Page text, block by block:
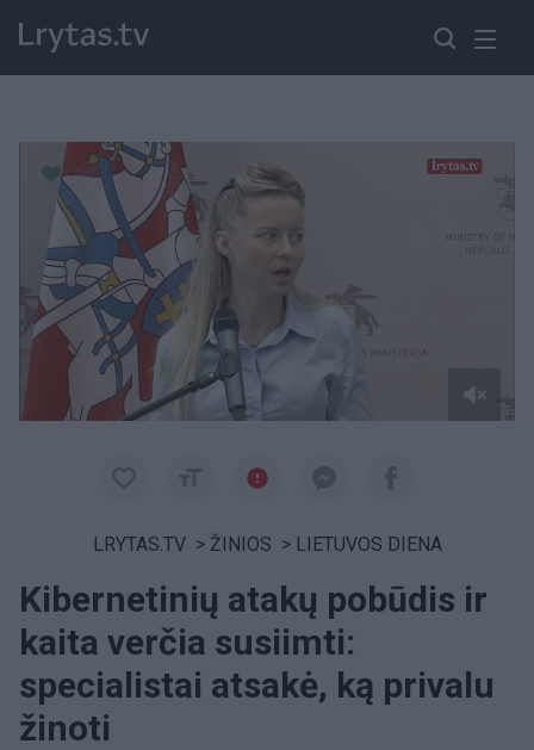
Paremkite Ukrainą
LRYTAS.TV > ŽINIOS > LIETUVOS DIENA
Kibernetinių atakų pobūdis ir
kaita verčia susiimti:
specialistai atsakė, ką privalu
žinoti